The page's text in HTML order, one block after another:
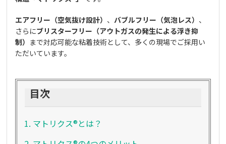
エアフリー（空気抜け設計） 、バブルフリー（気泡レス） 、
さらにブリスターフリー（アウトガスの発生による浮き抑
制） まで対応可能な粘着技術として、多くの現場でご採用い
ただいています。
目次
1. マトリクス®とは？